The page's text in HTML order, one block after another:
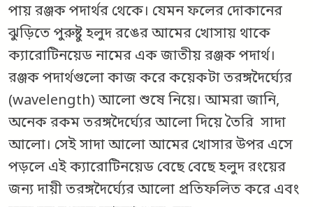
পায় রঞ্জক পদার্থর থেকে। যেমন ফলের দোকানের
ঝুড়িতে পুরুষ্টু হলুদ রঙের আমের খোসায় থাকে
ক্যারোটিনয়েড নামের এক জাতীয় রঞ্জক পদার্থ।
রঞ্জক পদার্থগুলো কাজ করে কয়েকটা তরঙ্গদৈর্ঘ্যের
(wavelength) আলো শুষে নিয়ে। আমরা জানি,
অনেক রকম তরঙ্গদৈর্ঘ্যের আলো দিয়ে তৈরি সাদা
আলো। সেই সাদা আলো আমের খোসার উপর এসে
পড়লে এই ক্যারোটিনয়েড বেছে বেছে হলুদ রংয়ের
জন্য দায়ী তরঙ্গদৈর্ঘ্যের আলো প্রতিফলিত করে এবং